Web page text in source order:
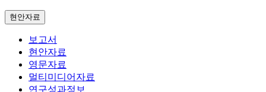
현안자료
보고서
현안자료
영문자료
멀티미디어자료
연구성과정보